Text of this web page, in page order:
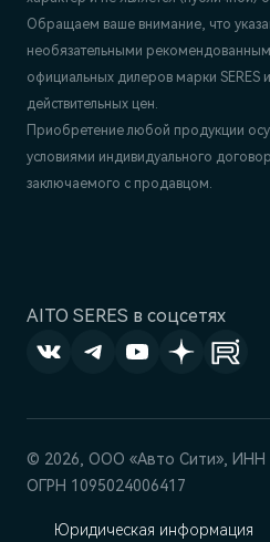
AITO SERES в соцсетях
Обращаем ваше внимание, что
необязательными
официальных дилеров марки SERES
действительных цен.
Приобретение любой продукции
условиями индивидуального
заключаемого с продавцом.
© 2026, ООО «‎Авто Сити», ИНН
ОГРН 1095024006417
Юридическая информация